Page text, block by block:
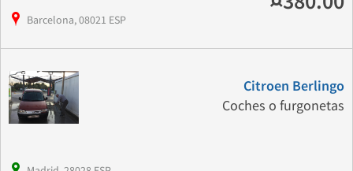
Barcelona, 08021 ESP
Citroen Berlingo
Coches o furgonetas